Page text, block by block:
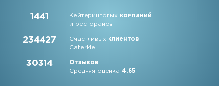
1441 Кейтеринговых компаний
и ресторанов
234427 Счастливых клиентов
CaterMe
30314
Отзывов
Средняя оценка4.85